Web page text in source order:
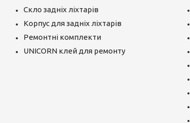
Скло задніх ліхтарів
Корпус для задніх ліхтарів
Ремонтні комплекти
UNICORN клей для ремонту